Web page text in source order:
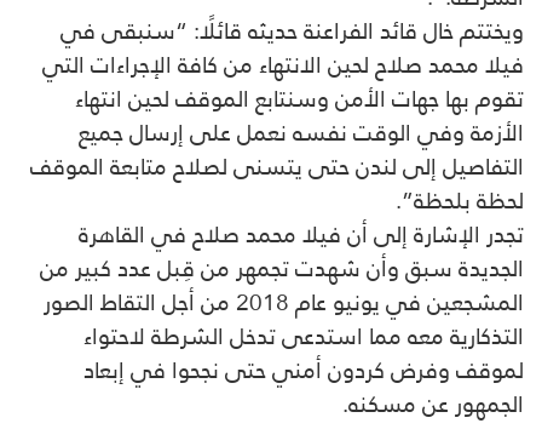
ويختتم خال قائد الفراعنة حديثه قائلًا: “سنبقى في
فيلا محمد صلاح لحين الانتهاء من كافة ‏الإجراءات التي
تقوم بها جهات الأمن وسنتابع الموقف لحين انتهاء
الأزمة وفي الوقت نفسه نعمل على إرسال جميع
التفاصيل ‏إلى لندن حتى يتسنى لصلاح متابعة الموقف
لحظة بلحظة”. ‏
تجدر الإشارة إلى أن فيلا محمد صلاح في القاهرة
الجديدة سبق وأن شهدت تجمهر من قِبل عدد كبير من
المشجعين في يونيو عام 2018 من أجل ‏التقاط الصور
التذكارية معه مما استدعى تدخل الشرطة لاحتواء
لموقف وفرض كردون أمني حتى نجحوا في إبعاد
‏الجمهور عن مسكنه.